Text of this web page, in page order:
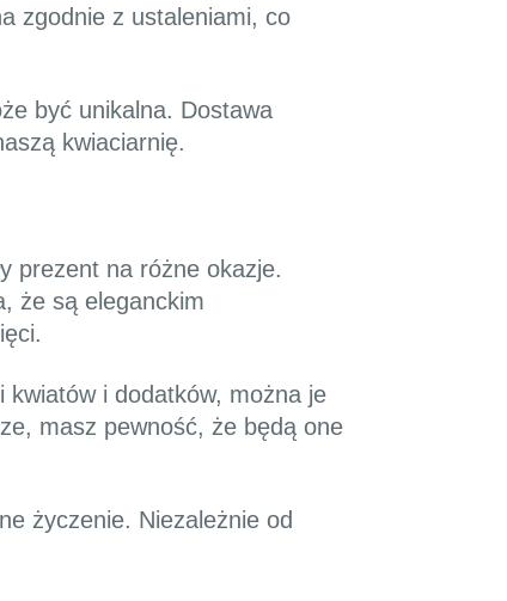
zgodnie z ustaleniami, co
być unikalna. Dostawa
kwiaciarnię.
prezent na różne okazje.
że są eleganckim
kwiatów i dodatków, można je
masz pewność, że będą one
życzenie. Niezależnie od